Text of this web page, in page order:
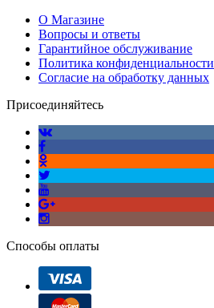
О Магазине
Вопросы и ответы
Гарантийное обслуживание
Политика конфиденциальности
Согласие на обработку данных
Присоединяйтесь
Способы оплаты